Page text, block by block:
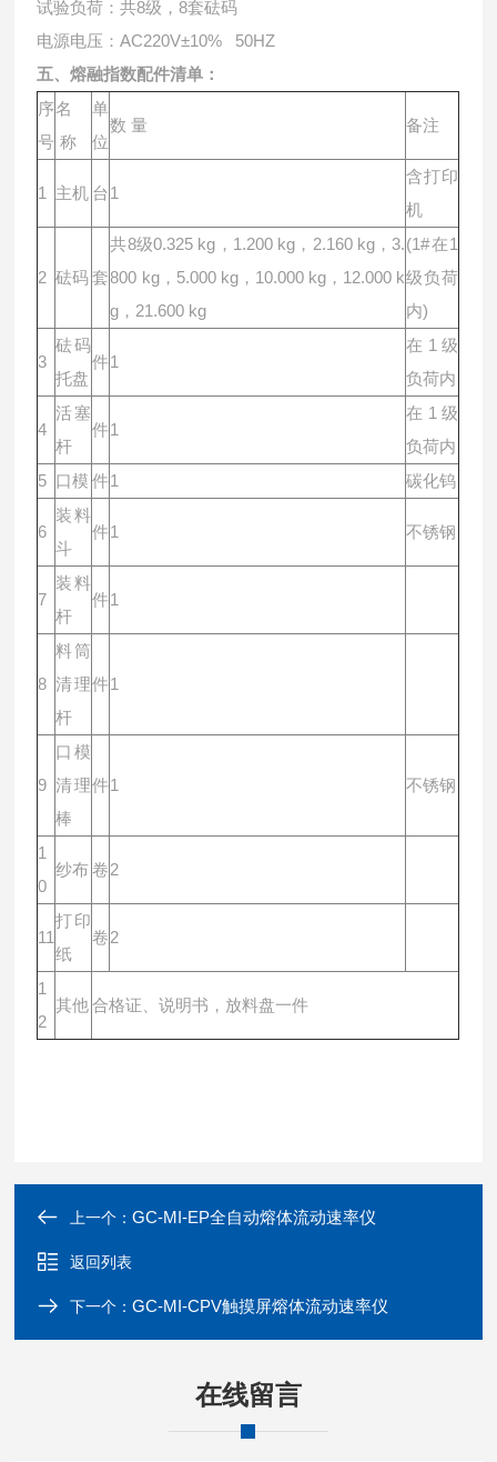
试验负荷：共8级，8套砝码
电源电压：AC220V±10% 50HZ
五、熔融指数配件清单：
序
号
名
称
单
位
数 量 备注
1 主机 台 1
含打印
机
2 砝码 套
共8级0.325 kg，1.200 kg，2.160 kg，3.
800 kg，5.000 kg，10.000 kg，12.000 k
g，21.600 kg
(1#在1
级负荷
内)
3
砝码
托盘
件1
在1级
负荷内
4
活塞
杆
件1
在1级
负荷内
5 口模 件1 碳化钨
6
装料
斗
件1 不锈钢
7
装料
杆
件1
8
料筒
清理
杆
件1
9
口模
清理
棒
件1 不锈钢
1
0
纱布 卷2
11
打印
纸
卷2
1
2
其他 合格证、说明书，放料盘一件
上一个：GC-MI-EP全自动熔体流动速率仪
返回列表
下一个：GC-MI-CPV触摸屏熔体流动速率仪
在线留言